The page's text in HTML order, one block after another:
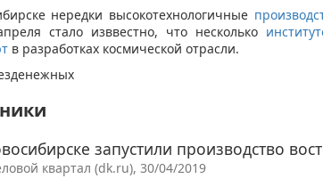
нередки высокотехнологичные
стало изввестно, что несколько
в разработках космической отрасли.
запустили производство
квартал (dk.ru), 30/04/2019